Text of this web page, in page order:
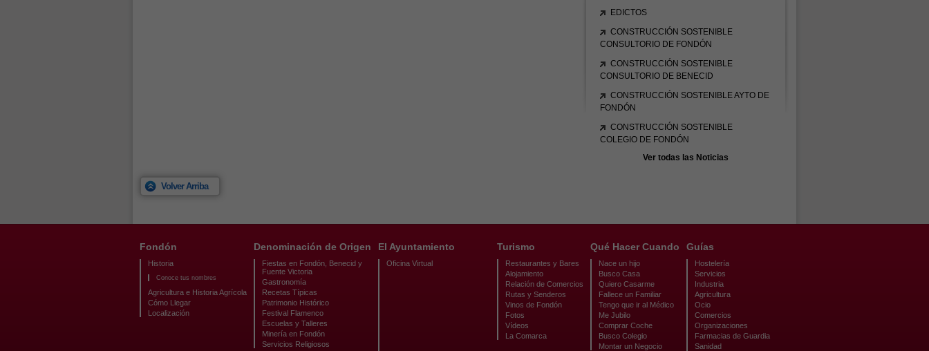
EDICTOS
CONSTRUCCIÓN SOSTENIBLE
CONSULTORIO DE FONDÓN
CONSTRUCCIÓN SOSTENIBLE
CONSULTORIO DE BENECID
CONSTRUCCIÓN SOSTENIBLE AYTO DE
FONDÓN
CONSTRUCCIÓN SOSTENIBLE
COLEGIO DE FONDÓN
Ver todas las Noticias
Volver Arriba
Fondón
Historia
Conoce tus nombres
Agricultura e Historia Agrícola
Cómo Llegar
Localización
Denominación de Origen
Fiestas en Fondón, Benecid y
Fuente Victoria
Gastronomía
Recetas Típicas
Patrimonio Histórico
Festival Flamenco
Escuelas y Talleres
Minería en Fondón
Servicios Religiosos
El Ayuntamiento
Oficina Virtual
Turismo
Restaurantes y Bares
Alojamiento
Relación de Comercios
Rutas y Senderos
Vinos de Fondón
Fotos
Vídeos
La Comarca
Qué Hacer Cuando
Nace un hijo
Busco Casa
Quiero Casarme
Fallece un Familiar
Tengo que ir al Médico
Me Jubilo
Comprar Coche
Busco Colegio
Montar un Negocio
Guías
Hostelería
Servicios
Industria
Agricultura
Ocio
Comercios
Organizaciones
Farmacias de Guardia
Sanidad